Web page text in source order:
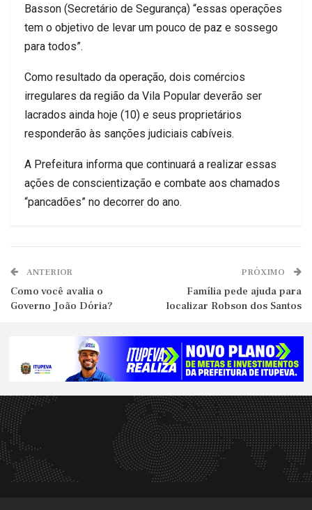
Basson (Secretário de Segurança) “essas operações
tem o objetivo de levar um pouco de paz e sossego
para todos”.
Como resultado da operação, dois comércios
irregulares da região da Vila Popular deverão ser
lacrados ainda hoje (10) e seus proprietários
responderão às sanções judiciais cabíveis.
A Prefeitura informa que continuará a realizar essas
ações de conscientização e combate aos chamados
“pancadões” no decorrer do ano.
ANTERIOR
Como você avalia o
Governo João Dória?
PRÓXIMO
Família pede ajuda para
localizar Robson dos Santos